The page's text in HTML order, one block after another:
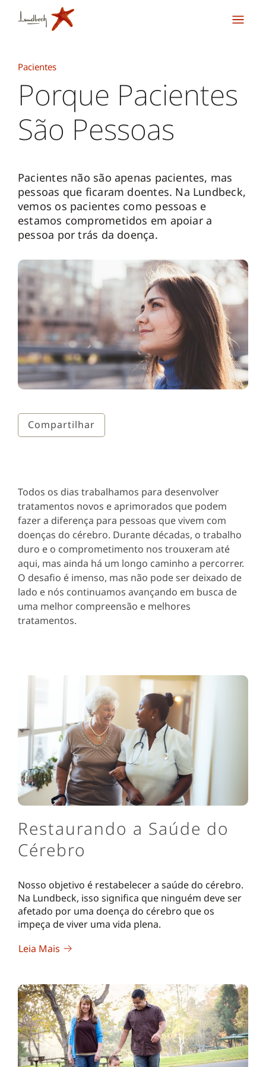
Compartilhar
Pacientes
Porque Pacientes
São Pessoas
Pacientes não são apenas pacientes, mas
pessoas que ficaram doentes. Na Lundbeck,
vemos os pacientes como pessoas e
estamos comprometidos em apoiar a
pessoa por trás da doença.
Todos os dias trabalhamos para desenvolver
tratamentos novos e aprimorados que podem
fazer a diferença para pessoas que vivem com
doenças do cérebro. Durante décadas, o trabalho
duro e o comprometimento nos trouxeram até
aqui, mas ainda há um longo caminho a percorrer.
O desafio é imenso, mas não pode ser deixado de
lado e nós continuamos avançando em busca de
uma melhor compreensão e melhores
tratamentos.
Restaurando a Saúde do
Cérebro
Nosso objetivo é restabelecer a saúde do cérebro.
Na Lundbeck, isso significa que ninguém deve ser
afetado por uma doença do cérebro que os
impeça de viver uma vida plena.
Leia Mais